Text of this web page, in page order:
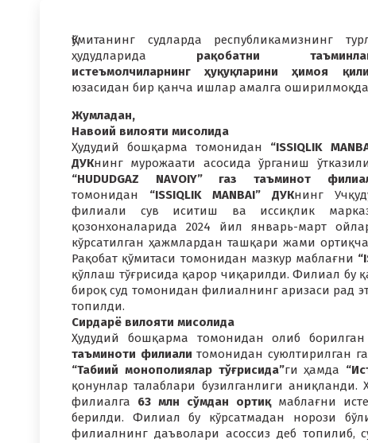
Қўмитанинг судларда республикамизнинг
ҳудудларида рақобатни
истеъмолчиларнинг ҳуқуқларини ҳимоя
юзасидан бир қанча ишлар амалга
Жумладан,
Навоий вилояти мисолида
Ҳудудий бошқарма томонидан “ISSIQLIK
ДУКнинг мурожаати асосида ўрганиш
“HUDUDGAZ NAVOIY” газ таъминот
томонидан “ISSIQLIK MANBAI” ДУКнинг
филиали сув иситиш ва иссиқлик
қозонхоналарида 2024 йил январь-март
кўрсатилган ҳажмлардан ташқари жами
Рақобат қўмитаси томонидан мазкур маблағни
қўллаш тўғрисида қарор чиқарилди. Филиал бу
бироқ суд томонидан филиалнинг аризаси рад
топилди.
Сирдарё вилояти мисолида
Ҳудудий бошқарма томонидан олиб
таъминоти филиали томонидан суюлтирилган
“Табиий монополиялар тўғрисида”ги ҳамда
қонунлар талаблари бузилганлиги
филиалга 63 млн сўмдан ортиқмаблағни
берилди. Филиал бу кўрсатмадан норози
филиалнинг даъволари асоссиз деб топилиб,